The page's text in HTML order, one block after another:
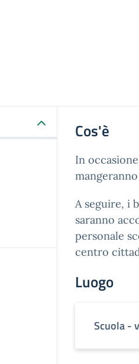
Cos'è
In
A seguire, i
saranno
personale
centro
Luogo
Scuola -